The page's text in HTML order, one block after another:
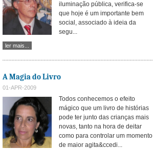
iluminação pública, verifica-se
que hoje é um importante bem
social, associado à ideia da
segu...
ler mais...
A Magia do Livro
01-APR-2009
Todos conhecemos o efeito
mágico que um livro de histórias
pode ter junto das crianças mais
novas, tanto na hora de deitar
como para controlar um momento
de maior agita&ccedi...